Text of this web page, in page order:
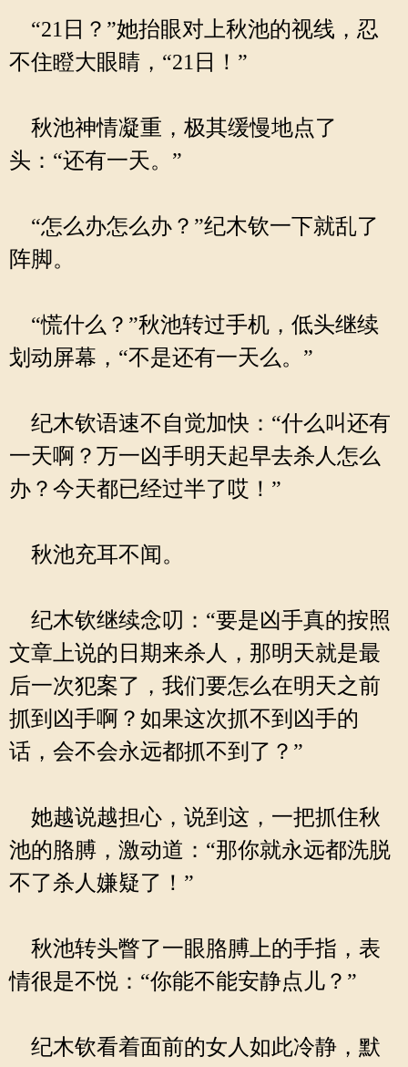
“21日？”她抬眼对上秋池的视线，忍
不住瞪大眼睛，“21日！”
秋池神情凝重，极其缓慢地点了
头：“还有一天。”
“怎么办怎么办？”纪木钦一下就乱了
阵脚。
“慌什么？”秋池转过手机，低头继续
划动屏幕，“不是还有一天么。”
纪木钦语速不自觉加快：“什么叫还有
一天啊？万一凶手明天起早去杀人怎么
办？今天都已经过半了哎！”
秋池充耳不闻。
纪木钦继续念叨：“要是凶手真的按照
文章上说的日期来杀人，那明天就是最
后一次犯案了，我们要怎么在明天之前
抓到凶手啊？如果这次抓不到凶手的
话，会不会永远都抓不到了？”
她越说越担心，说到这，一把抓住秋
池的胳膊，激动道：“那你就永远都洗脱
不了杀人嫌疑了！”
秋池转头瞥了一眼胳膊上的手指，表
情很是不悦：“你能不能安静点儿？”
纪木钦看着面前的女人如此冷静，默